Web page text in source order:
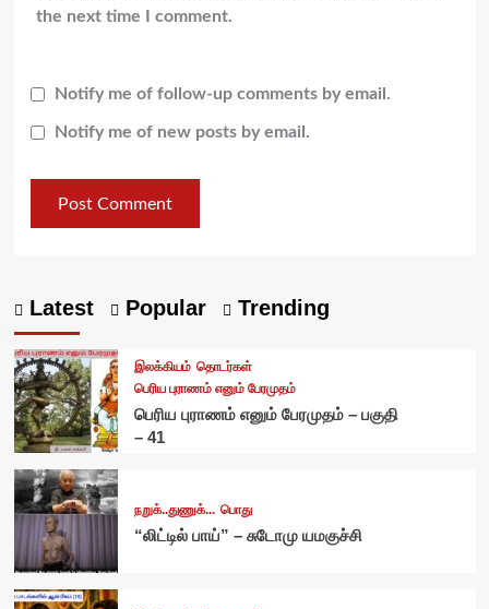
the next time I comment.
Notify me of follow-up comments by email.
Notify me of new posts by email.
Latest Popular Trending
இலக்கியம் தொடர்கள்
பெரிய புராணம் எனும் பேரமுதம்
பெரிய புராணம் எனும் பேரமுதம் – பகுதி
– 41
நறுக்..துணுக்... பொது
“லிட்டில் பாய்” – சுடோமு யமகுச்சி